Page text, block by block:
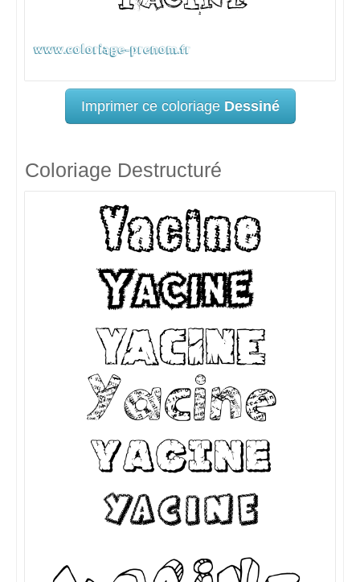
Imprimer ce coloriage Dessiné
Coloriage Destructuré